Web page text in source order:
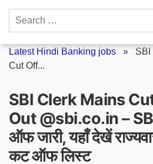
Search
Latest Hindi Banking jobs » SBI
Cut Off...
SBI Clerk Mains
Out @sbi.co.in –
ऑफ जारी, यहाँ देखें
कट ऑफ लिस्ट